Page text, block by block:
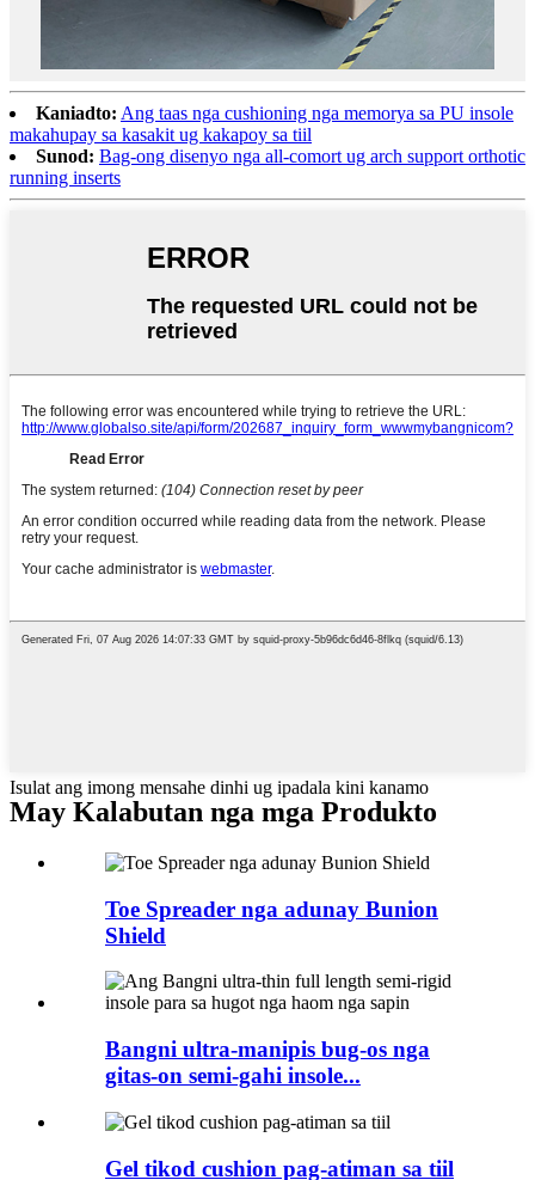
Kaniadto: Ang taas nga cushioning nga memorya sa PU insole
makahupay sa kasakit ug kakapoy sa tiil
Sunod: Bag-ong disenyo nga all-comort ug arch support orthotic
running inserts
Isulat ang imong mensahe dinhi ug ipadala kini kanamo
May Kalabutan nga mga Produkto
Toe Spreader nga adunay Bunion
Shield
Bangni ultra-manipis bug-os nga
gitas-on semi-gahi insole...
Gel tikod cushion pag-atiman sa tiil